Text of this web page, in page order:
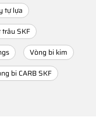
tự lựa
SKF
Vòng bi kim
bi CARB SKF